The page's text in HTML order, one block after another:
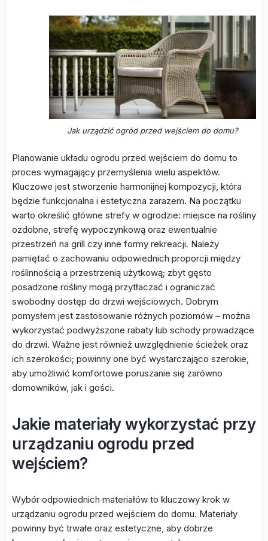
Jak urządzić ogród przed wejściem do domu?
Planowanie układu ogrodu przed wejściem do domu to
proces wymagający przemyślenia wielu aspektów.
Kluczowe jest stworzenie harmonijnej kompozycji, która
będzie funkcjonalna i estetyczna zarazem. Na początku
warto określić główne strefy w ogrodzie: miejsce na rośliny
ozdobne, strefę wypoczynkową oraz ewentualnie
przestrzeń na grill czy inne formy rekreacji. Należy
pamiętać o zachowaniu odpowiednich proporcji między
roślinnością a przestrzenią użytkową; zbyt gęsto
posadzone rośliny mogą przytłaczać i ograniczać
swobodny dostęp do drzwi wejściowych. Dobrym
pomysłem jest zastosowanie różnych poziomów – można
wykorzystać podwyższone rabaty lub schody prowadzące
do drzwi. Ważne jest również uwzględnienie ścieżek oraz
ich szerokości; powinny one być wystarczająco szerokie,
aby umożliwić komfortowe poruszanie się zarówno
domowników, jak i gości.
Jakie materiały wykorzystać przy
urządzaniu ogrodu przed
wejściem?
Wybór odpowiednich materiałów to kluczowy krok w
urządzaniu ogrodu przed wejściem do domu. Materiały
powinny być trwałe oraz estetyczne, aby dobrze